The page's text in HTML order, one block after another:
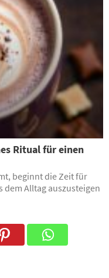
Ritual für einen
beginnt die Zeit für
dem Alltag auszusteigen